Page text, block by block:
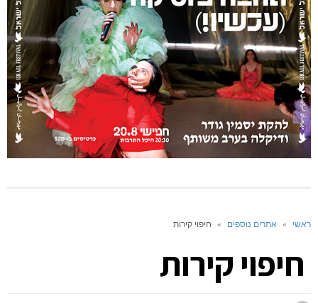
ראשי » אתרים נוספים » חיפוי קירות
חיפוי קירות